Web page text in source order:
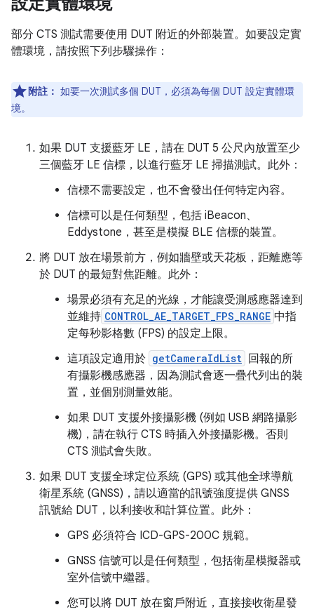
部分 CTS 測試需要使用 DUT 附近的外部裝置。如要設定實
體環境，請按照下列步驟操作：
附註： 如要一次測試多個 DUT，必須為每個 DUT 設定實體環
境。
如果 DUT 支援藍牙 LE，請在 DUT 5 公尺內放置至少
三個藍牙 LE 信標，以進行藍牙 LE 掃描測試。此外：
信標不需要設定，也不會發出任何特定內容。
信標可以是任何類型，包括 iBeacon、
Eddystone，甚至是模擬 BLE 信標的裝置。
將 DUT 放在場景前方，例如牆壁或天花板，距離應等
於 DUT 的最短對焦距離。此外：
場景必須有充足的光線，才能讓受測感應器達到
並維持 CONTROL_AE_TARGET_FPS_RANGE 中指
定每秒影格數 (FPS) 的設定上限。
這項設定適用於 getCameraIdList 回報的所
有攝影機感應器，因為測試會逐一疊代列出的裝
置，並個別測量效能。
如果 DUT 支援外接攝影機 (例如 USB 網路攝影
機)，請在執行 CTS 時插入外接攝影機。否則
CTS 測試會失敗。
如果 DUT 支援全球定位系統 (GPS) 或其他全球導航
衛星系統 (GNSS)，請以適當的訊號強度提供 GNSS
訊號給 DUT，以利接收和計算位置。此外：
GPS 必須符合 ICD-GPS-200C 規範。
GNSS 信號可以是任何類型，包括衛星模擬器或
室外信號中繼器。
您可以將 DUT 放在窗戶附近，直接接收衛星發